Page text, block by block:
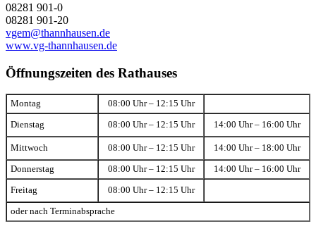
08281 901-0
08281 901-20
vgem@thannhausen.de
www.vg-thannhausen.de
Öffnungszeiten des Rathauses
Montag 08:00 Uhr – 12:15 Uhr
Dienstag 08:00 Uhr – 12:15 Uhr 14:00 Uhr – 16:00 Uhr
Mittwoch 08:00 Uhr – 12:15 Uhr 14:00 Uhr – 18:00 Uhr
Donnerstag 08:00 Uhr – 12:15 Uhr 14:00 Uhr – 16:00 Uhr
Freitag 08:00 Uhr – 12:15 Uhr
oder nach Terminabsprache